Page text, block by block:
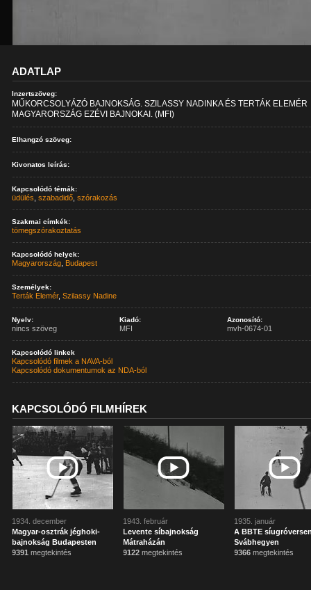
ADATLAP
Inzertszöveg:
MŰKORCSOLYÁZÓ BAJNOKSÁG. SZILASSY NADINKA ÉS TERTÁK ELEMÉR
MAGYARORSZÁG EZÉVI BAJNOKAI. (MFI)
Elhangzó szöveg:
Kivonatos leírás:
Kapcsolódó témák:
üdülés ,szabadidő ,szórakozás
Szakmai címkék:
tömegszórakoztatás
Kapcsolódó helyek:
Magyarország Budapest
Személyek:
Terták Elemér,Szilassy Nadine
Nyelv:
nincs szöveg
Kiadó:
MFI
Azonosító:
mvh-0674-01
Kapcsolódó linkek
Kapcsolódó filmek a NAVA-ból
Kapcsolódó dokumentumok az NDA-ból
KAPCSOLÓDÓ FILMHÍREK
1934. december
Magyar-osztrák jéghoki-
bajnokság Budapesten
9391 megtekintés
1943. február
Levente síbajnokság
Mátraházán
9122 megtekintés
1935. január
A BBTE
Svábhegyen
9366 megtekintés